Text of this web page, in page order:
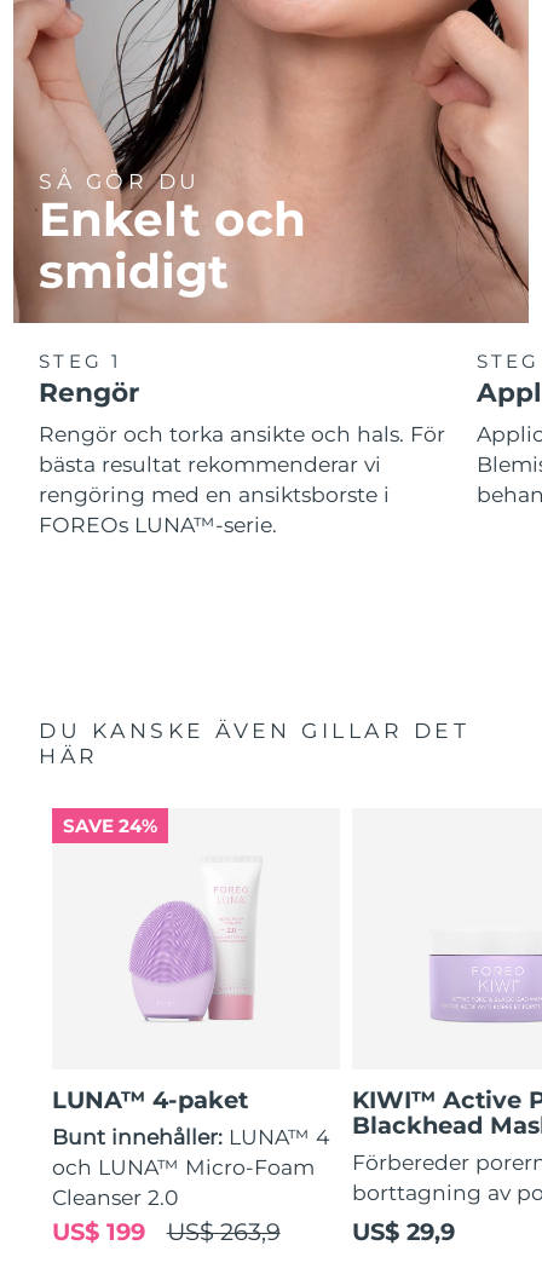
SÅ GÖR DU
Enkelt och
smidigt
STEG 1
Rengör
Rengör och torka ansikte och hals. För
bästa resultat rekommenderar vi
rengöring med en ansiktsborste i
FOREOs LUNA™-serie.
DU KANSKE ÄVEN GILLAR DET
HÄR
SAVE 24%
LUNA™ 4-paket
Bunt innehåller: LUNA™ 4
och LUNA™ Micro-Foam
Cleanser 2.0
US$ 263,9
US$ 199
KIWI™ Active
Blackhead
Förbereder
borttagning av
US$ 29,9